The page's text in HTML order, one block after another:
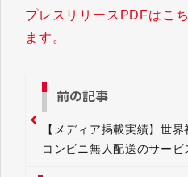
プレスリリースPDFはこ
ます。
前の記事
【メディア掲載実績】世
コンビニ無人配送のサービ